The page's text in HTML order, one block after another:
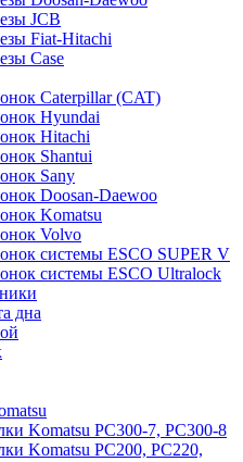
JCB
Fiat-Hitachi
Case
Caterpillar (CAT)
Hyundai
Hitachi
Shantui
Sany
Doosan-Daewoo
Komatsu
Volvo
системы ESCO SUPER V
системы ESCO Ultralock
дна
Komatsu PC300-7, PC300-8
Komatsu PC200, PC220,